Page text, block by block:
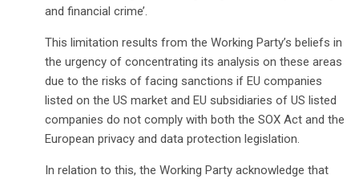
and financial crime’.
This limitation results from the Working Party’s beliefs in
the urgency of concentrating its analysis on these areas
due to the risks of facing sanctions if EU companies
listed on the US market and EU subsidiaries of US listed
companies do not comply with both the SOX Act and the
European privacy and data protection legislation.
In relation to this, the Working Party acknowledge that